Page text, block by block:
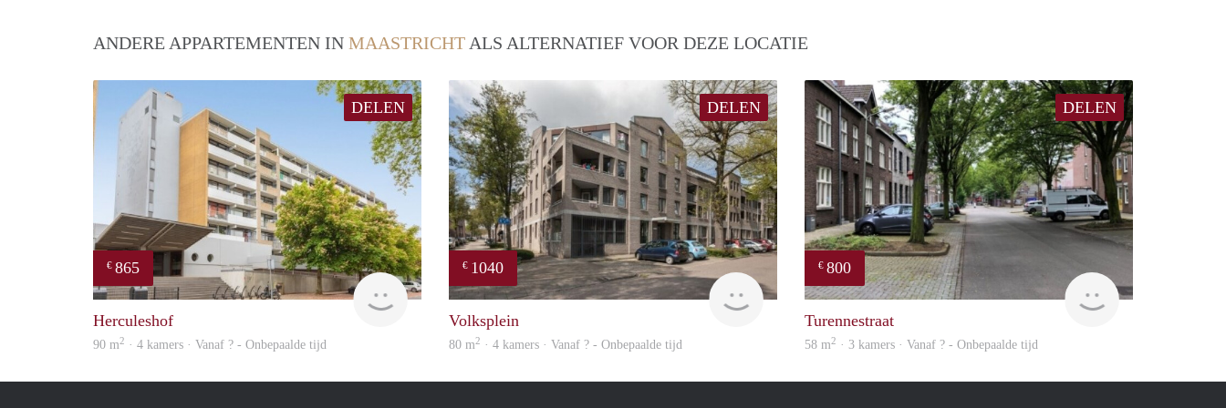
ANDERE APPARTEMENTEN IN MAASTRICHT ALS ALTERNATIEF VOOR DEZE LOCATIE
DELEN
€ 865
finder
Herculeshof
90 m2 · 4 kamers · Vanaf ? - Onbepaalde tijd
DELEN
€ 1040
finder
Volksplein
80 m2 · 4 kamers · Vanaf ? - Onbepaalde tijd
DELEN
€ 800
Turennestraat
58 m2 · 3 kamers · Vanaf ? - Onbepaalde tijd